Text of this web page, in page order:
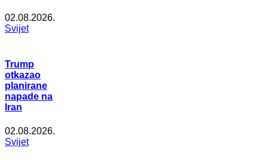
02.08.2026.
Svijet
Trump
otkazao
planirane
napade na
Iran
02.08.2026.
Svijet